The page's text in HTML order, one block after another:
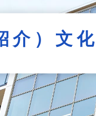
介）文